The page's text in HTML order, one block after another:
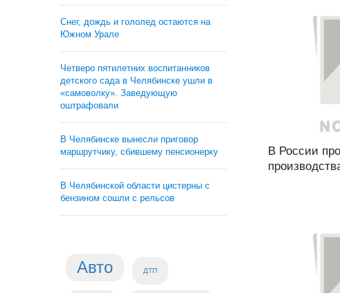
Снег, дождь и гололед остаются на
Южном Урале
Четверо пятилетних воспитанников
детского сада в Челябинске ушли в
«самоволку». Заведующую
оштрафовали
В Челябинске вынесли приговор
маршрутчику, сбившему пенсионерку
В Челябинской области цистерны с
бензином сошли с рельсов
Авто ДТП
В России